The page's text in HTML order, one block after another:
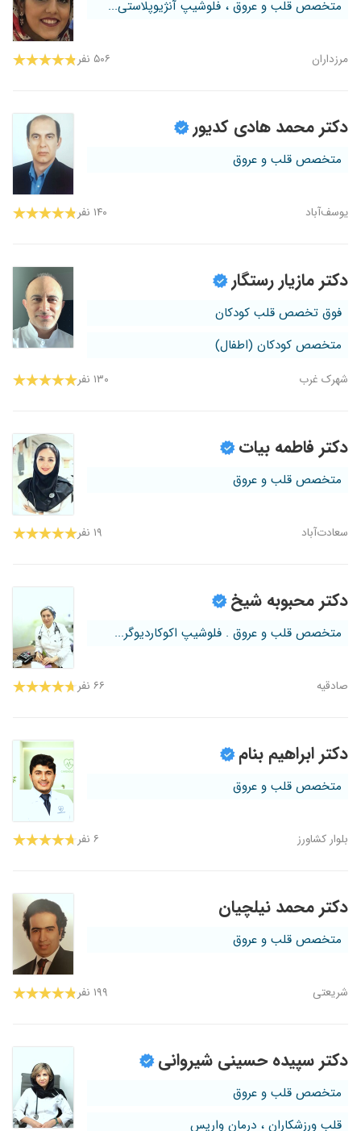
متخصص قلب و عروق ، فلوشیپ آنژیوپلاستی...
مرزداران ۵۰۶ نفر
دکتر محمد هادی کدیور
متخصص قلب و عروق
یوسف‌آباد ۱۴۰ نفر
دکتر مازیار رستگار
فوق تخصص قلب کودکان
متخصص کودکان (اطفال)
شهرک غرب ۱۳۰ نفر
دکتر فاطمه بیات
متخصص قلب و عروق
سعادت‌آباد ۱۹ نفر
دکتر محبوبه شیخ
متخصص قلب و عروق . فلوشیپ اکوکاردیوگر...
صادقیه ۶۶ نفر
دکتر ابراهیم بنام
متخصص قلب و عروق
بلوار کشاورز ۶ نفر
دکتر محمد نیلچیان
متخصص قلب و عروق
شریعتی ۱۹۹ نفر
دکتر سپیده حسینی شیروانی
متخصص قلب و عروق
قلب ورزشکاران ، درمان واریس